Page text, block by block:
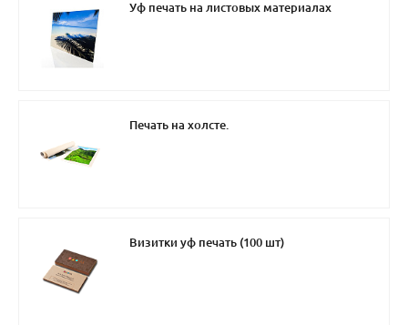
Уф печать на листовых материалах
Печать на холсте.
Визитки уф печать (100 шт)